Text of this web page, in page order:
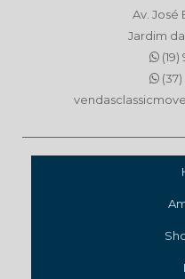
Av. José
Jardim
(37)